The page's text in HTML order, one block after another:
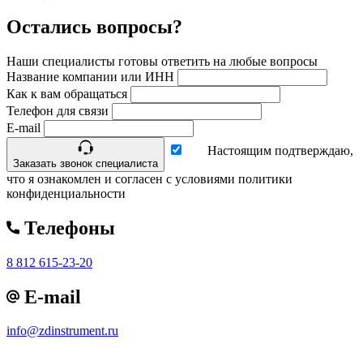
Остались вопросы?
Наши специалисты готовы ответить на любые вопросы
Название компании или ИНН
Как к вам обращаться
Телефон для связи
E-mail
Заказать звонок специалиста
Настоящим подтверждаю,
что я ознакомлен и согласен с условиями политики
конфиденциальности
Телефоны
8 812 615-23-20
E-mail
info@zdinstrument.ru